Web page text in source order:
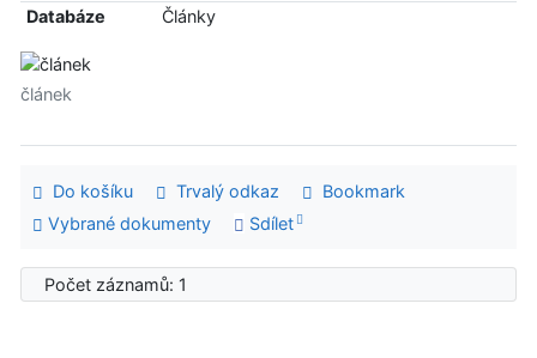
Databáze
Články
článek
Do košíku Trvalý odkaz
Bookmark
Vybrané dokumenty
Sdílet
Počet záznamů: 1